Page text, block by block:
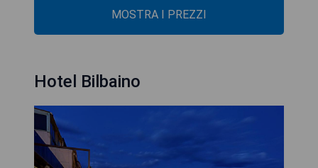
MOSTRA I PREZZI
Hotel Bilbaino